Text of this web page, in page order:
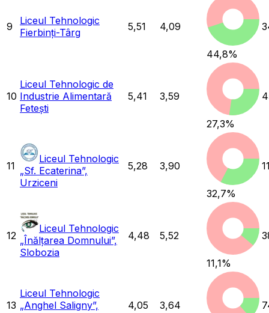
9
Liceul Tehnologic
Fierbinți-Târg
5,51 4,09
44,8%
10
Liceul Tehnologic de
Industrie Alimentară
Fetești
5,41 3,59
27,3%
11
Liceul Tehnologic
„Sf. Ecaterina”,
Urziceni
5,28 3,90
32,7%
12
Liceul Tehnologic
„Înălțarea Domnului”,
Slobozia
4,48 5,52
11,1%
13
Liceul Tehnologic
„Anghel Saligny”,
4,05 3,64